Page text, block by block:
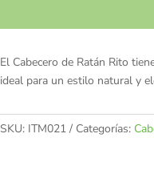
El Cabecero de Ratán Rito
ideal para un estilo natural y
SKU: ITM021 Categorías: